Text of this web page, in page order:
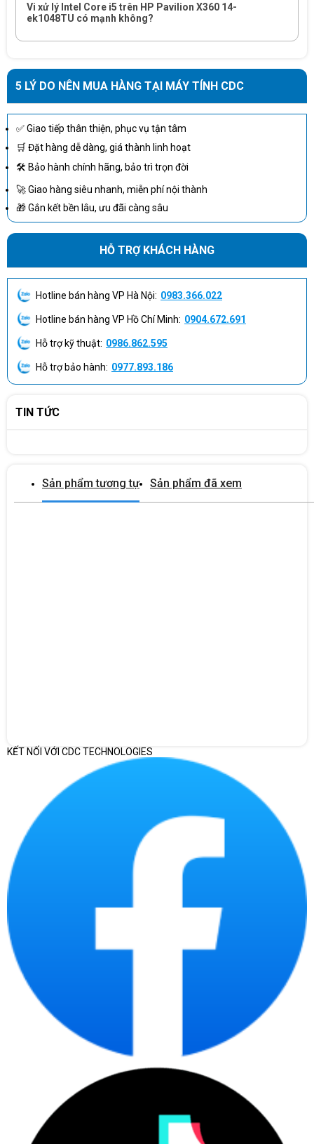
Laptop HP ProBook X360 14-ek1048TU 80R26PA
bị chip Intel Core i5-1335U (upto 4.60 GHz, 12MB), giúp cải thiện hiệu
suất xử lý tác vụ. Chip này hỗ trợ bộ nhớ DDR4 và có tốc độ bộ nhớ
kiệm chi phí vận hành.
trợ các ứng dụng chỉnh sửa hình ảnh , render video cơ bản một cách
tốt hơn.
một lúc, đảm bảo khả năng đa nhiệm tốt. Ổ cứng SSD dung lượng
lớn 512GB cung cấp không gian lưu trữ dữ liệu rộng lớn, tăng tốc độ
mở máy và xử lý tác vụ, giúp bạn làm việc hiệu quả hơn.
KẾT NỐI LINH HOẠT
Laptop HP ProBook X360 14-ek1048TU 80R26PA
được trang
bị các cổng kết nối bao gồm: 2x SuperSpeed USB Type-A 5Gbps
signaling rate; 1x USB4 Type-C 40Gbps signaling rate (USB Power
Delivery, DisplayPort 1.4); 1x headphone/microphone combo; 1x
Vi xử lý Intel Core i5 trên HP Pavilion X360 14-
ek1048TU có mạnh không?
5 LÝ DO NÊN MUA HÀNG TẠI MÁY TÍNH CDC
✅ Giao tiếp thân thiện, phục vụ tận tâm
🛒 Đặt hàng dễ dàng, giá thành linh hoạt
🛠 Bảo hành chính hãng, bảo trì trọn đời
🚀 Giao hàng siêu nhanh, miễn phí nội thành
🎁 Gắn kết bền lâu, ưu đãi càng sâu
HỖ TRỢ KHÁCH HÀNG
Hotline bán hàng VP Hà Nội: 0983.366.022
Hotline bán hàng VP Hồ Chí Minh: 0904.672.691
Hỗ trợ kỹ thuật: 0986.862.595
Hỗ trợ bảo hành: 0977.893.186
TIN TỨC
Sản phẩm tương tự Sản phẩm đã xem
KẾT NỐI VỚI CDC TECHNOLOGIES